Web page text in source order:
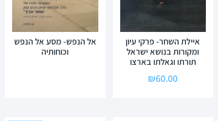
איילת השחר- פרקי עיון
ומקורות בנושא ישראל
תורתו וגאלתו בארצו
₪60.00
אל הנפש- מסע אל הנפש
וכוחותיה